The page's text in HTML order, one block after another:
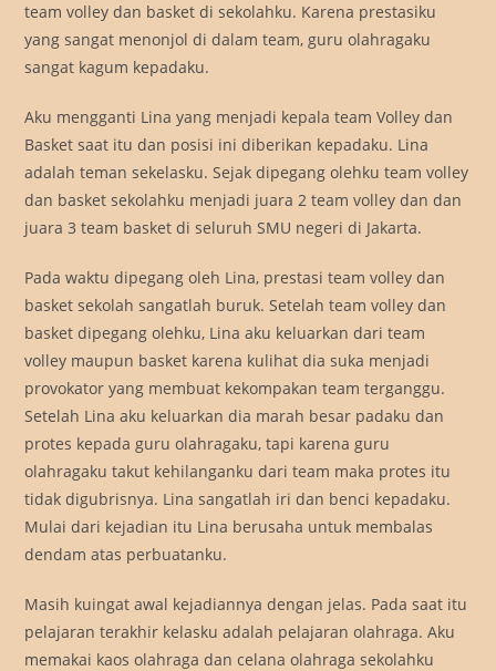
team volley dan basket di sekolahku. Karena prestasiku
yang sangat menonjol di dalam team, guru olahragaku
sangat kagum kepadaku.
Aku mengganti Lina yang menjadi kepala team Volley dan
Basket saat itu dan posisi ini diberikan kepadaku. Lina
adalah teman sekelasku. Sejak dipegang olehku team volley
dan basket sekolahku menjadi juara 2 team volley dan dan
juara 3 team basket di seluruh SMU negeri di Jakarta.
Pada waktu dipegang oleh Lina, prestasi team volley dan
basket sekolah sangatlah buruk. Setelah team volley dan
basket dipegang olehku, Lina aku keluarkan dari team
volley maupun basket karena kulihat dia suka menjadi
provokator yang membuat kekompakan team terganggu.
Setelah Lina aku keluarkan dia marah besar padaku dan
protes kepada guru olahragaku, tapi karena guru
olahragaku takut kehilanganku dari team maka protes itu
tidak digubrisnya. Lina sangatlah iri dan benci kepadaku.
Mulai dari kejadian itu Lina berusaha untuk membalas
dendam atas perbuatanku.
Masih kuingat awal kejadiannya dengan jelas. Pada saat itu
pelajaran terakhir kelasku adalah pelajaran olahraga. Aku
memakai kaos olahraga dan celana olahraga sekolahku